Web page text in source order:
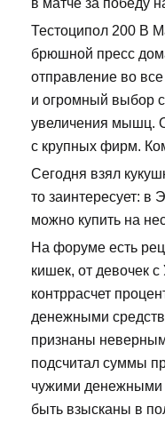
в матче за победу
Тестоципол 200 В
брюшной пресс
отправление во
и огромный выбор
увеличения мышц.
с крупных фирм.
Сегодня взял
то заинтересует: в
можно купить на
На форуме есть
кишек, от девочек
контррасчет
денежными
признаны
подсчитал суммы
чужими денежными
быть взысканы в